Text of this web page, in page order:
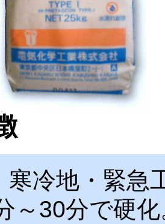
冷地・緊急
～30分で硬